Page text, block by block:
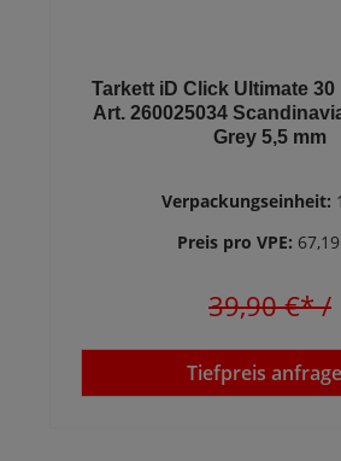
Tarkett iD Click Ultimate 30
Art. 260025034
Grey 5,5 mm
Verpackungseinheit:
Preis pro VPE:
39,90 €*/
Tiefpreis